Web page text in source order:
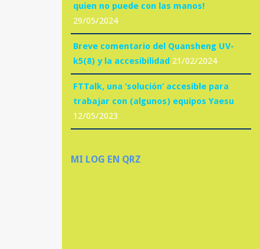
quien no puede con las manos!
29/05/2024
Breve comentario del Quansheng UV-
k5(8) y la accesibilidad 21/02/2024
FTTalk, una ‘solución’ accesible para
trabajar con (algunos) equipos Yaesu
12/05/2023
MI LOG EN QRZ